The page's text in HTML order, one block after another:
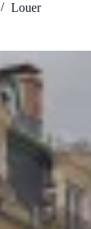
Louer